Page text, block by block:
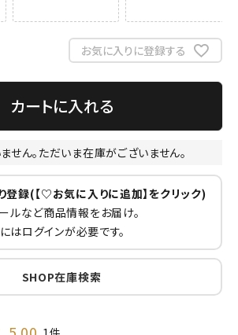
お気に入りに登録する
カートに入れる
せん。ただいま在庫がございません。
登録(【♡お気に入りに追加】をクリック)
ルなど商品情報をお届け。
はログインが必要です。
SHOP在庫検索